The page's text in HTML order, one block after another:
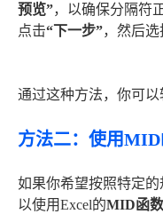
预览”，以确保分隔符
点击“下一步”，然后选
通过这种方法，你可以
方法二：使用
如果你希望按照特定
以使用Excel的MID函数